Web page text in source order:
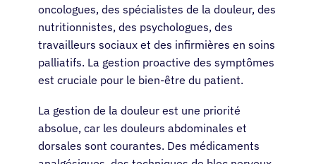
oncologues, des spécialistes de la douleur, des
nutritionnistes, des psychologues, des
travailleurs sociaux et des infirmières en soins
palliatifs. La gestion proactive des symptômes
est cruciale pour le bien-être du patient.
La gestion de la douleur est une priorité
absolue, car les douleurs abdominales et
dorsales sont courantes. Des médicaments